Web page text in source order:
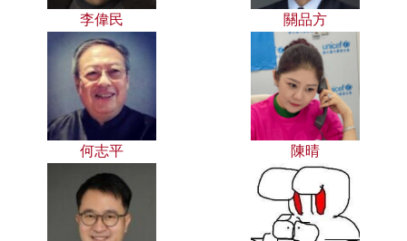
李偉民 關品方
何志平 陳晴